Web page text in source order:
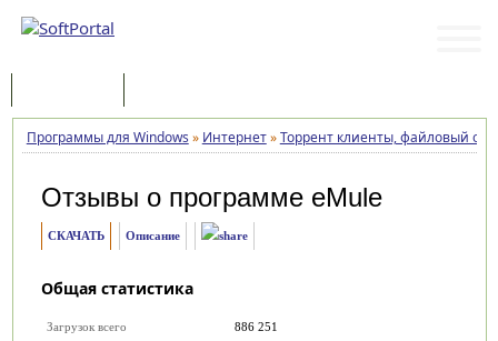
Программы для Windows » Интернет»Торрент клиенты, файловый
Отзывы о программе eMule
СКАЧАТЬ Описание
Общая статистика
Загрузок всего
886 251